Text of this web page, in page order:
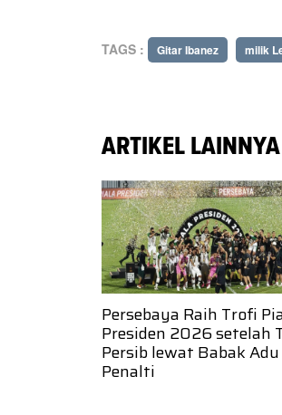
TAGS : Gitar Ibanez milik
ARTIKEL LAINNYA
Persebaya Raih Trofi
Presiden 2026 setelah
Persib lewat Babak Adu
Penalti